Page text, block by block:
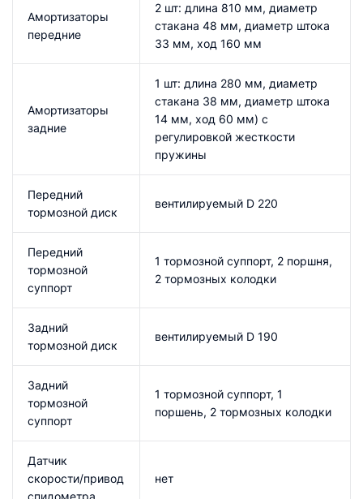
Амортизаторы
передние
2 шт: длина 810 мм, диаметр
стакана 48 мм, диаметр штока
33 мм, ход 160 мм
Амортизаторы
задние
1 шт: длина 280 мм, диаметр
стакана 38 мм, диаметр штока
14 мм, ход 60 мм) с
регулировкой жесткости
пружины
Передний
тормозной диск
вентилируемый D 220
Передний
тормозной
суппорт
1 тормозной суппорт, 2 поршня,
2 тормозных колодки
Задний
тормозной диск
вентилируемый D 190
Задний
тормозной
суппорт
1 тормозной суппорт, 1
поршень, 2 тормозных колодки
Датчик
скорости/привод
спидометра
нет